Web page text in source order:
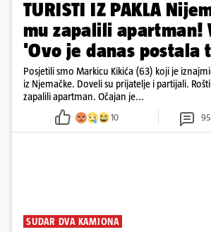
TURISTI IZ PAKLA
mu zapalili apartman!
'Ovo je danas postala
Posjetili smo Markicu Kikića (63) koji je
iz Njemačke. Doveli su prijatelje i partijali.
zapalili apartman. Očajan je...
10 95
SUDAR DVA KAMIONA